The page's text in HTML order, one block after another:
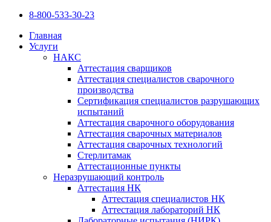
8-800-533-30-23
Главная
Услуги
НАКС
Аттестация сварщиков
Аттестация специалистов сварочного
производства
Сертификация специалистов разрушающих
испытаний
Аттестация сварочного оборудования
Аттестация сварочных материалов
Аттестация сварочных технологий
Стерлитамак
Аттестационные пункты
Неразрушающий контроль
Аттестация НК
Аттестация специалистов НК
Аттестация лабораторий НК